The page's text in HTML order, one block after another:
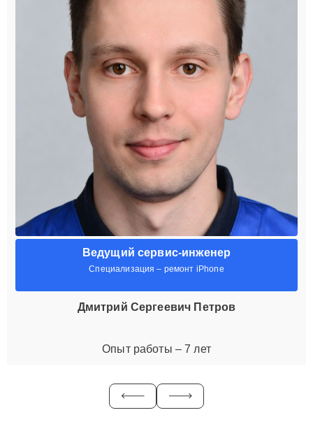
Ведущий сервис-инженер
Специализация – ремонт iPhone
Дмитрий Сергеевич Петров
Опыт работы – 7 лет